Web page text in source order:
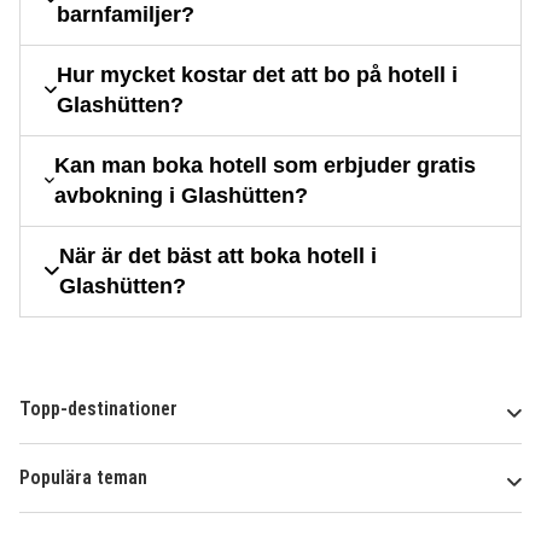
barnfamiljer?
Hur mycket kostar det att bo på hotell i
Glashütten?
Kan man boka hotell som erbjuder gratis
avbokning i Glashütten?
När är det bäst att boka hotell i
Glashütten?
Topp-destinationer
Populära teman